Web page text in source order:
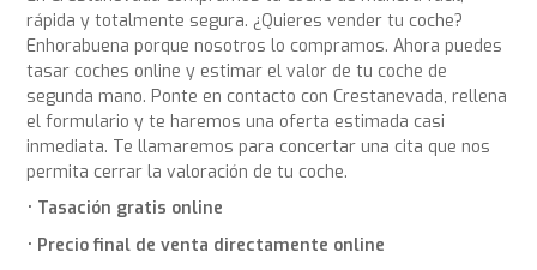
rápida y totalmente segura. ¿Quieres vender tu coche?
Enhorabuena porque nosotros lo compramos. Ahora puedes
tasar coches online y estimar el valor de tu coche de
segunda mano. Ponte en contacto con Crestanevada, rellena
el formulario y te haremos una oferta estimada casi
inmediata. Te llamaremos para concertar una cita que nos
permita cerrar la valoración de tu coche.
Tasación gratis online
Precio final de venta directamente online